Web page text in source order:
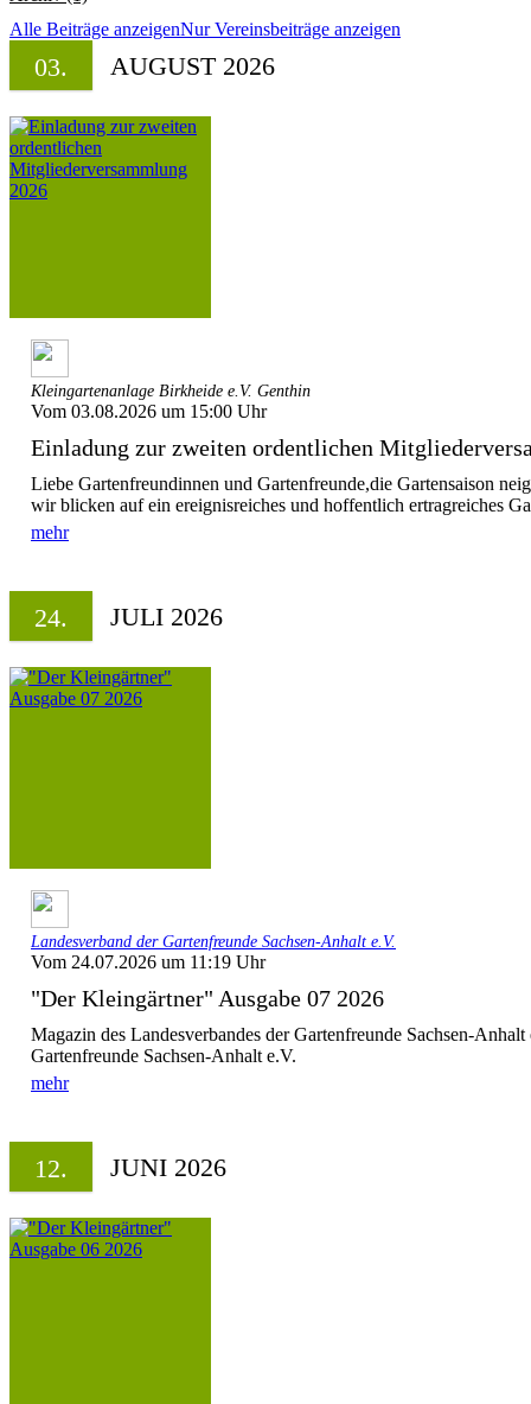
Alle Beiträge anzeigenNur Vereinsbeiträge anzeigen
03. AUGUST 2026
Kleingartenanlage Birkheide e.V. Genthin
Vom 03.08.2026 um 15:00 Uhr
Einladung zur zweiten ordentlichen
Liebe Gartenfreundinnen und Gartenfreunde,die Gartensaison
wir blicken auf ein ereignisreiches und hoffentlich ertragreiches
mehr
24. JULI 2026
Landesverband der Gartenfreunde Sachsen-Anhalt e.V.
Vom 24.07.2026 um 11:19 Uhr
"Der Kleingärtner" Ausgabe 07 2026
Magazin des Landesverbandes der Gartenfreunde Sachsen-
Gartenfreunde Sachsen-Anhalt e.V.
mehr
12. JUNI 2026